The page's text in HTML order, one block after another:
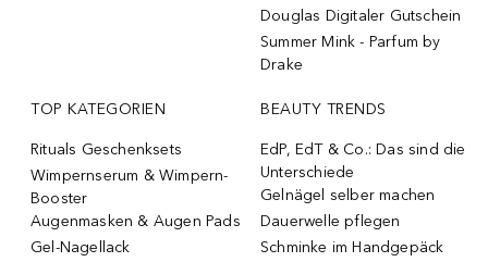
Douglas Digitaler Gutschein
Summer Mink - Parfum by
Drake
TOP KATEGORIEN
Rituals Geschenksets
Wimpernserum & Wimpern-
Booster
Augenmasken & Augen Pads
Gel-Nagellack
BEAUTY TRENDS
EdP, EdT & Co.: Das sind die
Unterschiede
Gelnägel selber machen
Dauerwelle pflegen
Schminke im Handgepäck